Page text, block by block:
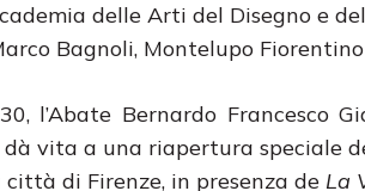
delle Arti del Disegno e
Bagnoli, Montelupo Fiorentino
l’Abate Bernardo Francesco
vita a una riapertura speciale
di Firenze, in presenza de La